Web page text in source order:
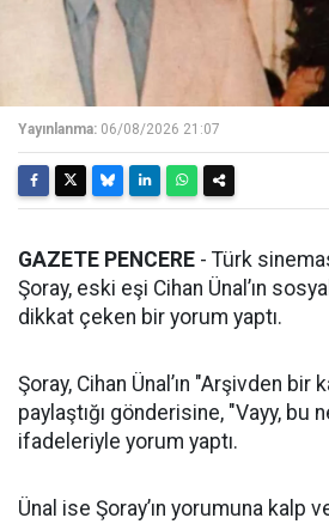
Yayınlanma: 06/08/2026 21:07
GAZETE PENCERE - Türk
Şoray, eski eşi Cihan Ünal’ın
dikkat çeken bir yorum yaptı.
Şoray, Cihan Ünal’ın "Arşivden bir
paylaştığı gönderisine, "Vayy, bu ne
ifadeleriyle yorum yaptı.
Ünal ise Şoray’ın yorumuna kalp